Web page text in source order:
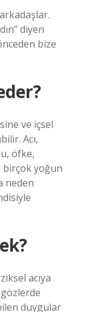
diyen
bize
ve içsel
Acı,
öfke,
birçok yoğun
neden
acıya
duygular